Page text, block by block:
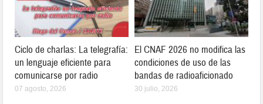
Ciclo de charlas: La telegrafía:
un lenguaje eficiente para
comunicarse por radio
07 agosto, 2026
El CNAF 2026 no modifica las
condiciones de uso de las
bandas de radioaficionado
30 julio, 2026